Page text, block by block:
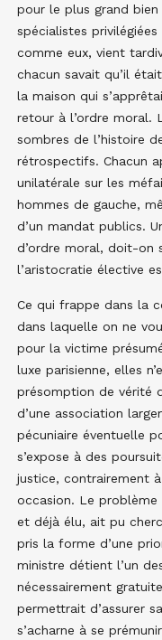
pour le plus grand
spécialistes
comme eux, vient
chacun savait qu’il
la maison qui
retour à l’ordre moral.
sombres de l’histoire
rétrospectifs. Chacun
unilatérale sur les
hommes de gauche,
d’un mandat publics.
d’ordre moral, doit-on
l’aristocratie élective
Ce qui frappe dans la
dans laquelle on ne
pour la victime
luxe parisienne, elles
présomption de vérité
d’une association
pécuniaire éventuelle
s’expose à des
justice, contrairement
occasion. Le problème
et déjà élu, ait pu
pris la forme d’une
ministre détient l’un
nécessairement
permettrait d’assurer
s’acharne à se